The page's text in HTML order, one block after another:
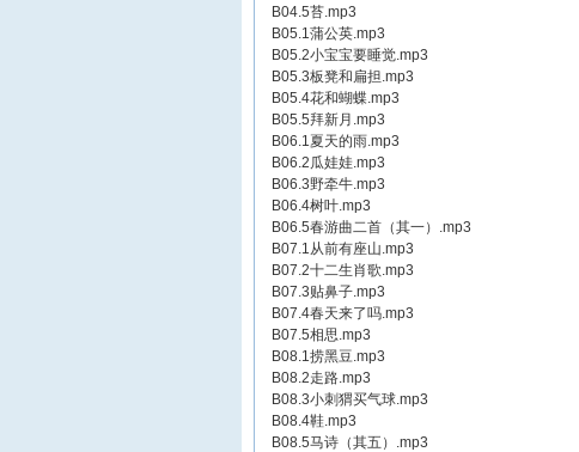
B04.5苔.mp3
B05.1蒲公英.mp3
B05.2小宝宝要睡觉.mp3
B05.3板凳和扁担.mp3
B05.4花和蝴蝶.mp3
B05.5拜新月.mp3
B06.1夏天的雨.mp3
B06.2瓜娃娃.mp3
B06.3野牵牛.mp3
B06.4树叶.mp3
B06.5春游曲二首（其一）.mp3
B07.1从前有座山.mp3
B07.2十二生肖歌.mp3
B07.3贴鼻子.mp3
B07.4春天来了吗.mp3
B07.5相思.mp3
B08.1捞黑豆.mp3
B08.2走路.mp3
B08.3小刺猬买气球.mp3
B08.4鞋.mp3
B08.5马诗（其五）.mp3